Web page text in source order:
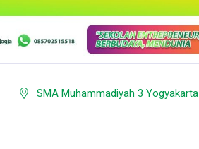
SMA Muhammadiyah 3 Yogyakarta